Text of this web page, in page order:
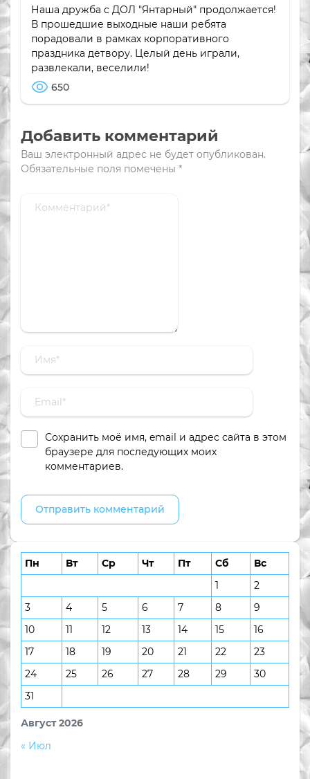
Наша дружба с ДОЛ "Янтарный" продолжается!
В прошедшие выходные наши ребята
порадовали в рамках корпоративного
праздника детвору. Целый день играли,
развлекали, веселили!
650
Добавить комментарий
Ваш электронный адрес не будет опубликован.
Обязательные поля помечены *
Сохранить моё имя, email и адрес сайта в этом
браузере для последующих моих
комментариев.
Август 2026
Пн Вт Ср Чт Пт Сб
Вс
1
2
3
4 5 6 7 8
9
10
11 12 13 14 15
16
17
18 19 20 21 22
23
24
25 26 27 28 29
30
31
« Июл